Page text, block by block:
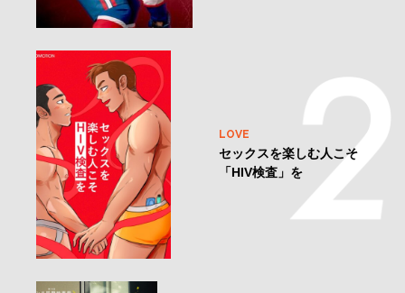
LOVE
セックスを楽しむ人こそ
「HIV検査」を